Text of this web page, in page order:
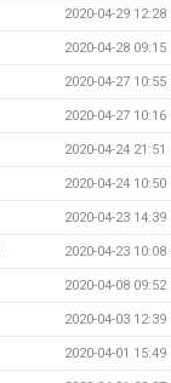
2020-04-29 12:28
2020-04-28 09:15
2020-04-27 10:55
2020-04-27 10:16
2020-04-24 21:51
2020-04-24 10:50
2020-04-23 14:39
2020-04-23 10:08
2020-04-08 09:52
2020-04-03 12:39
2020-04-01 15:49